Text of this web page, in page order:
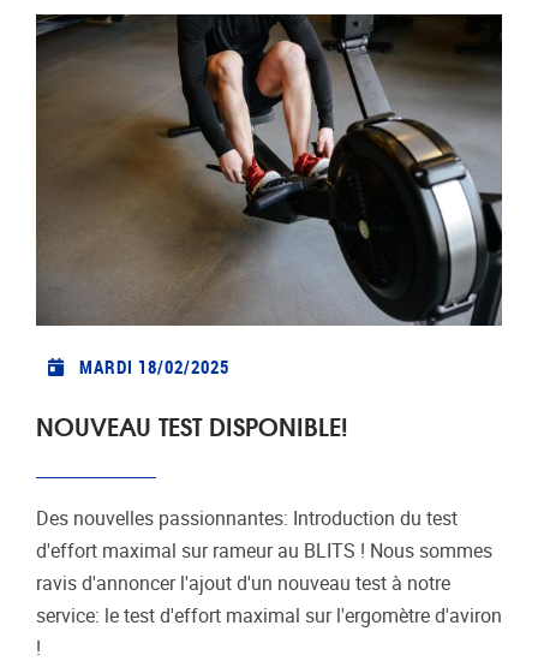
MARDI 18/02/2025
NOUVEAU TEST DISPONIBLE!
Des nouvelles passionnantes: Introduction du test
d'effort maximal sur rameur au BLITS ! Nous sommes
ravis d'annoncer l'ajout d'un nouveau test à notre
service: le test d'effort maximal sur l'ergomètre d'aviron
!